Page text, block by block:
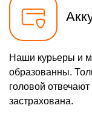
Наши курьеры и
образованны.
головой
застрахована.